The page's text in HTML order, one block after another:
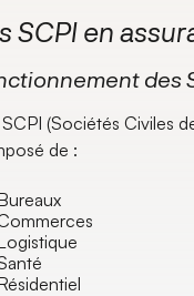
SCPI en
des
(Sociétés Civiles
de :